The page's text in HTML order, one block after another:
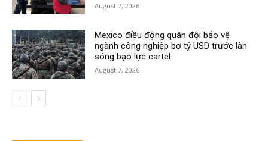
August 7, 2026
Mexico điều động quân đội bảo vệ
ngành công nghiệp bơ tỷ USD trước làn
sóng bạo lực cartel
August 7, 2026